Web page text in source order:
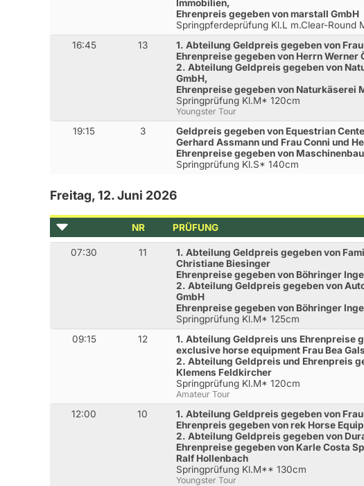
Immobilien,
Ehrenpreis gegeben von marstall GmbH
Springpferdeprüfung Kl.L m.Clear-Round
16:45 13
1. Abteilung Geldpreis gegeben von
Ehrenpreise gegeben von Herrn Werner
2. Abteilung Geldpreis gegeben von
GmbH,
Ehrenpreise gegeben von Naturkäserei
Springprüfung Kl.M* 120cm
Youngster Tour
19:15 3
Geldpreis gegeben von Equestrian
Gerhard Assmann und Frau Conni und
Ehrenpreise gegeben von
Springprüfung Kl.S* 140cm
Freitag, 12. Juni 2026
NR PRÜFUNG
07:30 11
1. Abteilung Geldpreis gegeben von
Christiane Biesinger
Ehrenpreise gegeben von Böhringer
2. Abteilung Geldpreis gegeben von
GmbH
Ehrenpreise gegeben von Böhringer
Springprüfung Kl.M* 125cm
09:15 12
1. Abteilung Geldpreis uns Ehrenpreise
exclusive horse equipment Frau Bea
2. Abteilung Geldpreis und Ehrenpreis
Klemens Feldkircher
Springprüfung Kl.M* 120cm
Amateur Tour
12:00 10
1. Abteilung Geldpreis gegeben von
Ehrenpreis gegeben von rek Horse
2. Abteilung Geldpreis gegeben von
Ehrenpreise gegeben von Karle Costa
Ralf Hollenbach
Springprüfung Kl.M** 130cm
Youngster Tour